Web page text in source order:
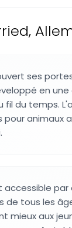
ses
en
fil du temps.
pour animaux
accessible
de tous les
mieux aux